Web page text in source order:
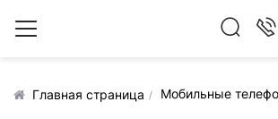
Главная страница Мобильные